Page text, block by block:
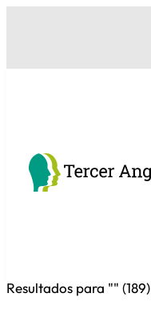
Resultados para "" (189)